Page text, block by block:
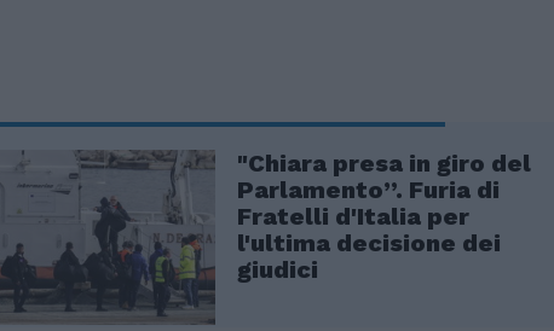
"Chiara presa in giro del
Parlamento”. Furia di
Fratelli d'Italia per
l'ultima decisione dei
giudici